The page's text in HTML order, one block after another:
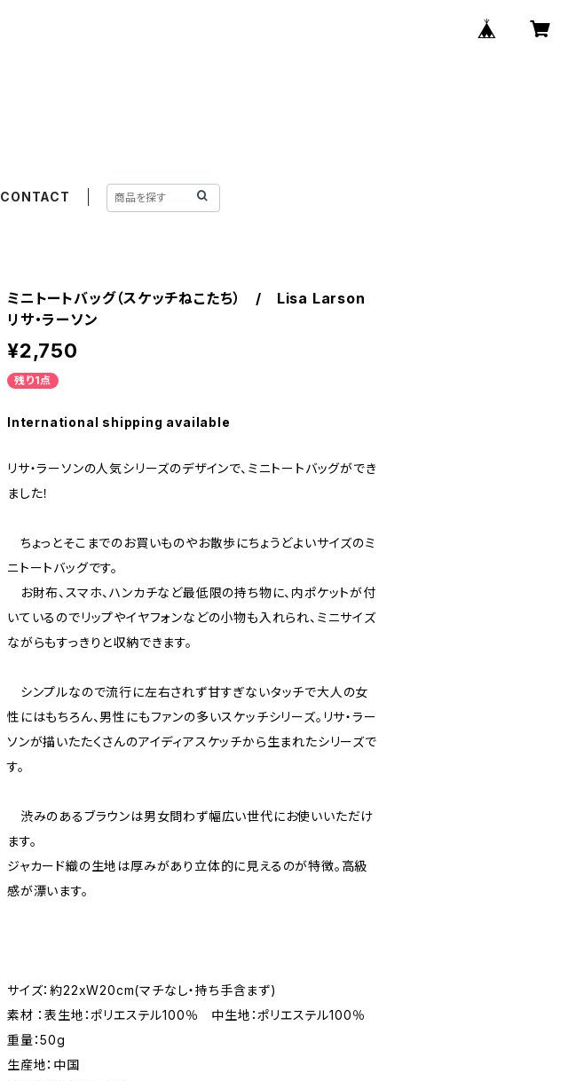
CONTACT
ミニトートバッグ（スケッチねこたち） / Lisa Larson
リサ・ラーソン
¥2,750
残り1点
International shipping available
リサ・ラーソンの人気シリーズのデザインで、ミニトートバッグができ
ました！
ちょっとそこまでのお買いものやお散歩にちょうどよいサイズのミ
ニトートバッグです。
お財布、スマホ、ハンカチなど最低限の持ち物に、内ポケットが付
いているのでリップやイヤフォンなどの小物も入れられ、ミニサイズ
ながらもすっきりと収納できます。
シンプルなので流行に左右されず甘すぎないタッチで大人の女
性にはもちろん、男性にもファンの多いスケッチシリーズ。リサ・ラー
ソンが描いたたくさんのアイディアスケッチから生まれたシリーズで
す。
渋みのあるブラウンは男女問わず幅広い世代にお使いいただけ
ます。
ジャカード織の生地は厚みがあり立体的に見えるのが特徴。高級
感が漂います。
サイズ：約22xW20cm(マチなし・持ち手含まず)
素材 ：表生地：ポリエステル100％ 中生地：ポリエステル100％
重量：50g
生産地：中国